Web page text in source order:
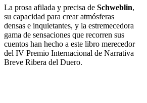
La prosa afilada y precisa de Schweblin,
su capacidad para crear atmósferas
densas e inquietantes, y la estremecedora
gama de sensaciones que recorren sus
cuentos han hecho a este libro merecedor
del IV Premio Internacional de Narrativa
Breve Ribera del Duero.